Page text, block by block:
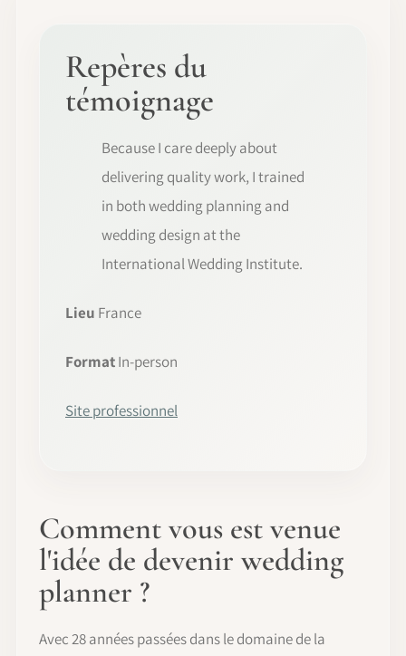
Repères du
témoignage
Because I care deeply about
delivering quality work, I trained
in both wedding planning and
wedding design at the
International Wedding Institute.
Lieu France
FormatIn-person
Site professionnel
Comment vous est venue
l'idée de devenir wedding
planner ?
Avec 28 années passées dans le domaine de la